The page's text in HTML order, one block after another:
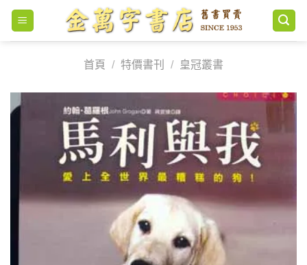
Skip
content
首頁
/ 特價書刊 / 皇冠叢書